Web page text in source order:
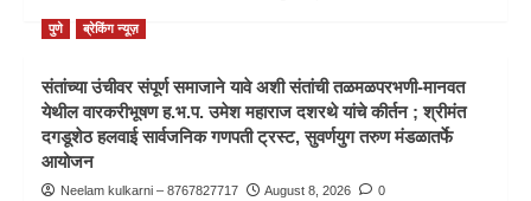
पुणे ब्रेकिंग न्यूज़
संतांच्या उंचीवर संपूर्ण समाजाने यावे अशी संतांची तळमळपरभणी-मानवत
येथील वारकरीभूषण ह.भ.प. उमेश महाराज दशरथे यांचे कीर्तन ; श्रीमंत
दगडूशेठ हलवाई सार्वजनिक गणपती ट्रस्ट, सुवर्णयुग तरुण मंडळातर्फे
आयोजन
Neelam kulkarni – 8767827717 August 8, 2026 0